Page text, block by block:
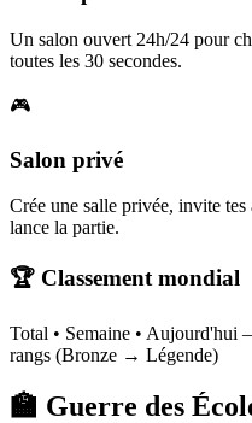
Un salon ouvert 24h/24 pour
toutes les 30 secondes.
🎮
Salon privé
Crée une salle privée, invite
lance la partie.
🏆 Classement mondial
Total • Semaine • Aujourd'hui
rangs (Bronze → Légende)
🏫 Guerre des